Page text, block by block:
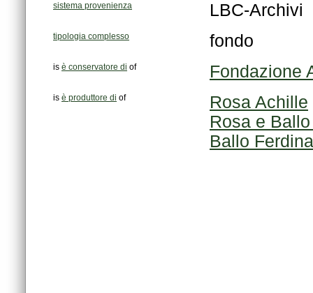
sistema provenienza LBC-Archivi
tipologia complesso fondo
is è conservatore di of Fondazione
is è produttore di of
Rosa Achille
Rosa e
Ballo